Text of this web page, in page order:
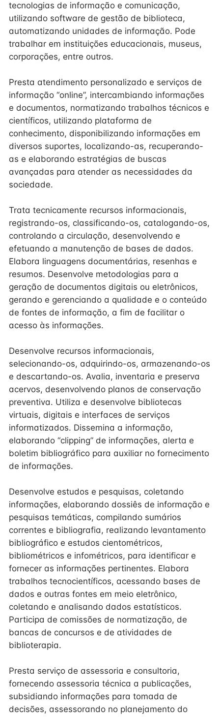
tecnologias de informação e comunicação,
utilizando software de gestão de biblioteca,
automatizando unidades de informação. Pode
trabalhar em instituições educacionais, museus,
corporações, entre outros.
Presta atendimento personalizado e serviços de
informação “online”, intercambiando informações
e documentos, normatizando trabalhos técnicos e
científicos, utilizando plataforma de
conhecimento, disponibilizando informações em
diversos suportes, localizando-as, recuperando-
as e elaborando estratégias de buscas
avançadas para atender as necessidades da
sociedade.
Trata tecnicamente recursos informacionais,
registrando-os, classificando-os, catalogando-os,
controlando a circulação, desenvolvendo e
efetuando a manutenção de bases de dados.
Elabora linguagens documentárias, resenhas e
resumos. Desenvolve metodologias para a
geração de documentos digitais ou eletrônicos,
gerando e gerenciando a qualidade e o conteúdo
de fontes de informação, a fim de facilitar o
acesso às informações.
Desenvolve recursos informacionais,
selecionando-os, adquirindo-os, armazenando-os
e descartando-os. Avalia, inventaria e preserva
acervos, desenvolvendo planos de conservação
preventiva. Utiliza e desenvolve bibliotecas
virtuais, digitais e interfaces de serviços
informatizados. Dissemina a informação,
elaborando “clipping” de informações, alerta e
boletim bibliográfico para auxiliar no fornecimento
de informações.
Desenvolve estudos e pesquisas, coletando
informações, elaborando dossiês de informação e
pesquisas temáticas, compilando sumários
correntes e bibliografia, realizando levantamento
bibliográfico e estudos cientométricos,
bibliométricos e infométricos, para identificar e
fornecer as informações pertinentes. Elabora
trabalhos tecnocientíficos, acessando bases de
dados e outras fontes em meio eletrônico,
coletando e analisando dados estatísticos.
Participa de comissões de normatização, de
bancas de concursos e de atividades de
biblioterapia.
Presta serviço de assessoria e consultoria,
fornecendo assessoria técnica a publicações,
subsidiando informações para tomada de
decisões, assessorando no planejamento do